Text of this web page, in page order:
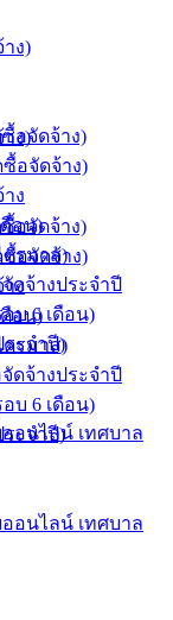
ง)
อจัดจ้าง)
อจัดจ้าง)
ง
อน)
ตรมาส)
ดจ้างประจำปี
บ 6 เดือน)
ะจำปี)
ออนไลน์ เทศบาล
ง)
อจัดจ้าง)
อจัดจ้าง)
ง
อน)
ตรมาส)
ดจ้างประจำปี
บ 6 เดือน)
ะจำปี)
ออนไลน์ เทศบาล